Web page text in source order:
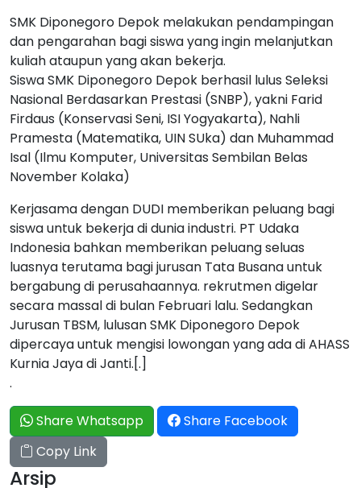
SMK Diponegoro Depok melakukan pendampingan
dan pengarahan bagi siswa yang ingin melanjutkan
kuliah ataupun yang akan bekerja.
Siswa SMK Diponegoro Depok berhasil lulus Seleksi
Nasional Berdasarkan Prestasi (SNBP), yakni Farid
Firdaus (Konservasi Seni, ISI Yogyakarta), Nahli
Pramesta (Matematika, UIN SUka) dan Muhammad
Isal (Ilmu Komputer, Universitas Sembilan Belas
November Kolaka)
Kerjasama dengan DUDI memberikan peluang bagi
siswa untuk bekerja di dunia industri. PT Udaka
Indonesia bahkan memberikan peluang seluas
luasnya terutama bagi jurusan Tata Busana untuk
bergabung di perusahaannya. rekrutmen digelar
secara massal di bulan Februari lalu. Sedangkan
Jurusan TBSM, lulusan SMK Diponegoro Depok
dipercaya untuk mengisi lowongan yang ada di AHASS
Kurnia Jaya di Janti.[.]
.
Share Whatsapp
Share Facebook
Copy Link
Arsip